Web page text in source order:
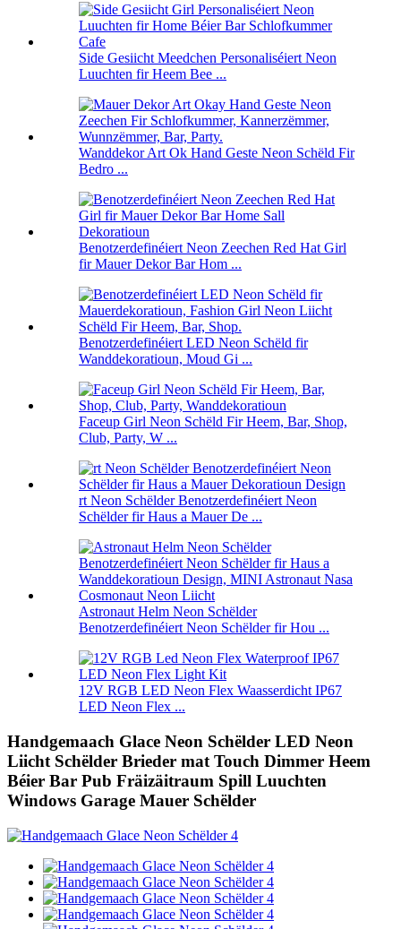
Side Gesiicht Meedchen Personaliséiert Neon
Luuchten fir Heem Bee ...
Wanddekor Art Ok Hand Geste Neon Schëld Fir
Bedro ...
Benotzerdefinéiert Neon Zeechen Red Hat Girl
fir Mauer Dekor Bar Hom ...
Benotzerdefinéiert LED Neon Schëld fir
Wanddekoratioun, Moud Gi ...
Faceup Girl Neon Schëld Fir Heem, Bar, Shop,
Club, Party, W ...
rt Neon Schëlder Benotzerdefinéiert Neon
Schëlder fir Haus a Mauer De ...
Astronaut Helm Neon Schëlder
Benotzerdefinéiert Neon Schëlder fir Hou ...
12V RGB LED Neon Flex Waasserdicht IP67
LED Neon Flex ...
Handgemaach Glace Neon Schëlder LED Neon
Liicht Schëlder Brieder mat Touch Dimmer Heem
Béier Bar Pub Fräizäitraum Spill Luuchten
Windows Garage Mauer Schëlder